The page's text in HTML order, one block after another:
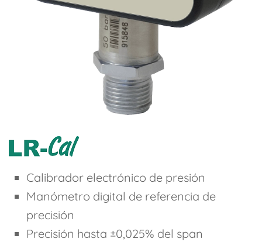
Calibrador electrónico de presión
Manómetro digital de referencia de
precisión
Precisión hasta ±0,025% del span